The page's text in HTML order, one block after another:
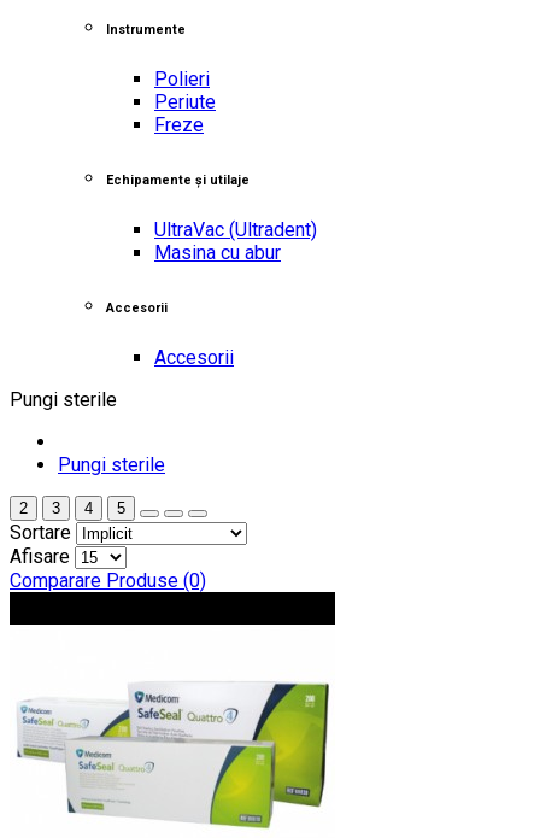
Instrumente
Polieri
Periute
Freze
Echipamente și utilaje
UltraVac (Ultradent)
Masina cu abur
Accesorii
Accesorii
Pungi sterile
Pungi sterile
2 3 4 5
Sortare
Afisare
Comparare Produse (0)